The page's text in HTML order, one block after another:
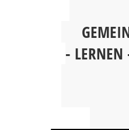
- LERNEN